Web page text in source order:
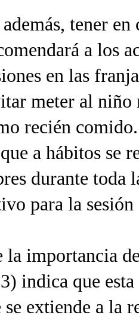
tener
a los
en las
meter al
recién
a hábitos se
durante toda
para la
importancia
indica que
extiende a la